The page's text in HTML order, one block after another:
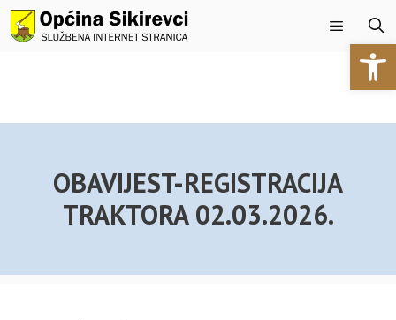
Preskoči
na
Izbornik
OBAVIJEST-REGISTRACIJA
TRAKTORA 02.03.2026.